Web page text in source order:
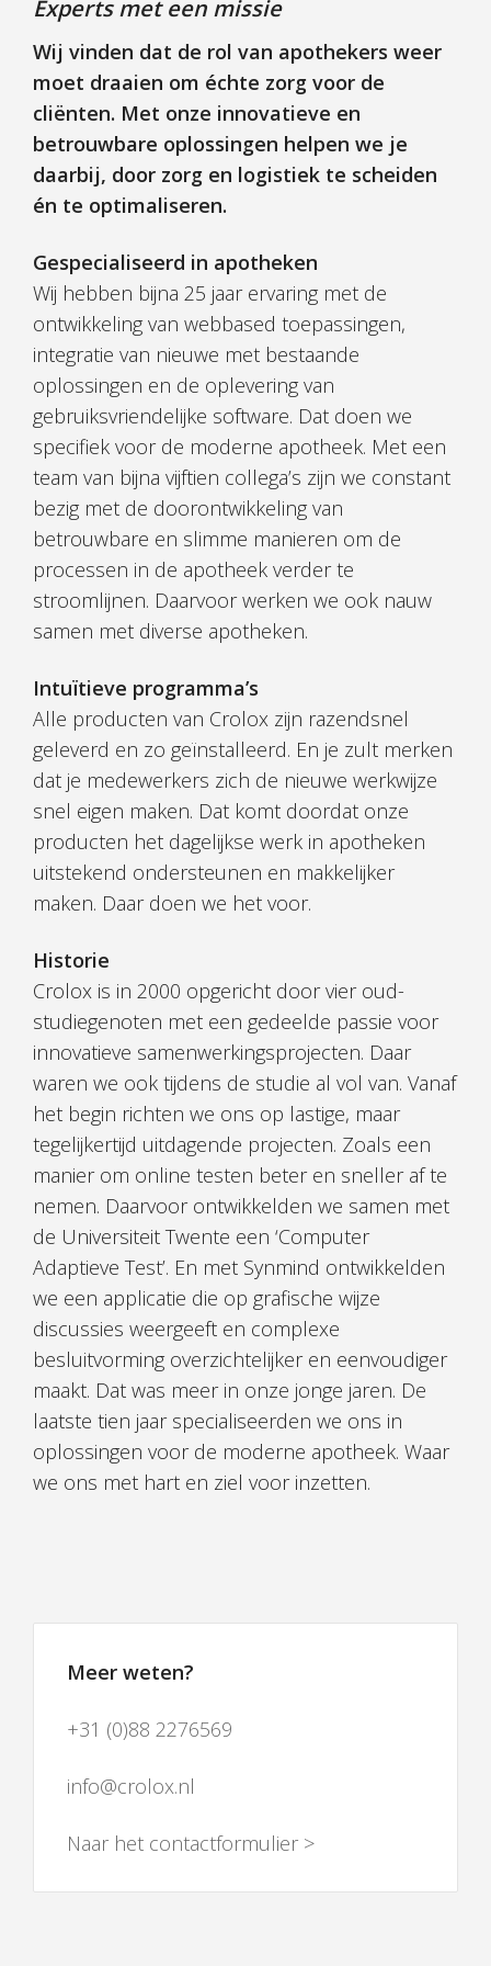
Experts met een missie
Wij vinden dat de rol van apothekers weer
moet draaien om échte zorg voor de
cliënten. Met onze innovatieve en
betrouwbare oplossingen helpen we je
daarbij, door zorg en logistiek te scheiden
én te optimaliseren.
Gespecialiseerd in apotheken
Wij hebben bijna 25 jaar ervaring met de
ontwikkeling van webbased toepassingen,
integratie van nieuwe met bestaande
oplossingen en de oplevering van
gebruiksvriendelijke software. Dat doen we
specifiek voor de moderne apotheek. Met een
team van bijna vijftien collega’s zijn we constant
bezig met de doorontwikkeling van
betrouwbare en slimme manieren om de
processen in de apotheek verder te
stroomlijnen. Daarvoor werken we ook nauw
samen met diverse apotheken.
Intuïtieve programma’s
Alle producten van Crolox zijn razendsnel
geleverd en zo geïnstalleerd. En je zult merken
dat je medewerkers zich de nieuwe werkwijze
snel eigen maken. Dat komt doordat onze
producten het dagelijkse werk in apotheken
uitstekend ondersteunen en makkelijker
maken. Daar doen we het voor.
Historie
Crolox is in 2000 opgericht door vier oud-
studiegenoten met een gedeelde passie voor
innovatieve samenwerkingsprojecten. Daar
waren we ook tijdens de studie al vol van. Vanaf
het begin richten we ons op lastige, maar
tegelijkertijd uitdagende projecten. Zoals een
manier om online testen beter en sneller af te
nemen. Daarvoor ontwikkelden we samen met
de Universiteit Twente een ‘Computer
Adaptieve Test’. En met Synmind ontwikkelden
we een applicatie die op grafische wijze
discussies weergeeft en complexe
besluitvorming overzichtelijker en eenvoudiger
maakt. Dat was meer in onze jonge jaren. De
laatste tien jaar specialiseerden we ons in
oplossingen voor de moderne apotheek. Waar
we ons met hart en ziel voor inzetten.
Meer weten?
+31 (0)88 2276569
info@crolox.nl
Naar het contactformulier >